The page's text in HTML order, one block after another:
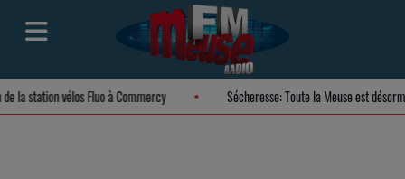
de la station vélos Fluo à Commercy Sécheresse: Toute la Meuse est